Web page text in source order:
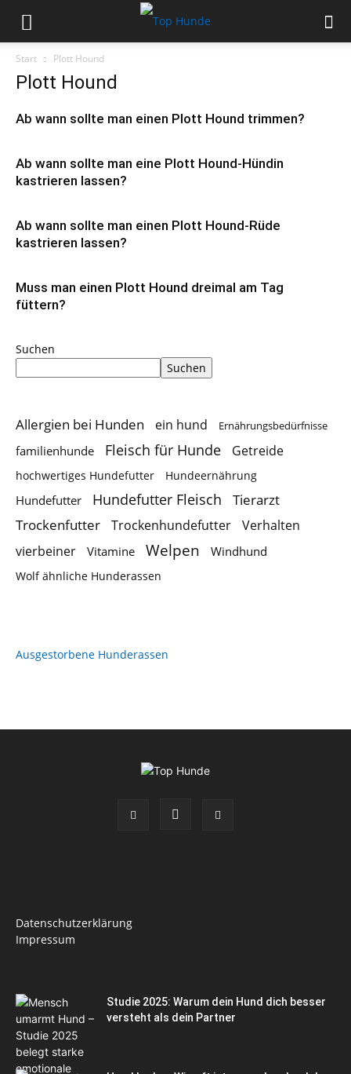
Start Plott Hound
Plott Hound
Ab wann sollte man einen Plott Hound trimmen?
Ab wann sollte man eine Plott Hound-Hündin
kastrieren lassen?
Ab wann sollte man einen Plott Hound-Rüde
kastrieren lassen?
Muss man einen Plott Hound dreimal am Tag
füttern?
Suchen
Suchen
Allergien bei Hunden ein hund Ernährungsbedürfnisse
familienhunde Fleisch für Hunde Getreide
hochwertiges Hundefutter Hundeernährung
Hundefutter Hundefutter Fleisch
Tierarzt
Trockenfutter
Trockenhundefutter
Verhalten
vierbeiner
Vitamine Welpen Windhund
Wolf ähnliche Hunderassen
Ausgestorbene Hunderassen
Datenschutzerklärung
Impressum
Studie 2025: Warum dein Hund dich besser
versteht als dein Partner